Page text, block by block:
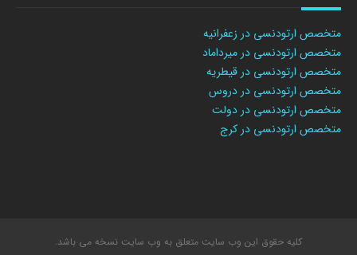
متخصص ارتودنسی در زعفرانیه
متخصص ارتودنسی در میرداماد
متخصص ارتودنسی در قیطریه
متخصص ارتودنسی در دروس
متخصص ارتودنسی در دولت
متخصص ارتودنسی در کرج
کلیه حقوق این وب سایت متعلق به وب سایت نسخه می باشد.